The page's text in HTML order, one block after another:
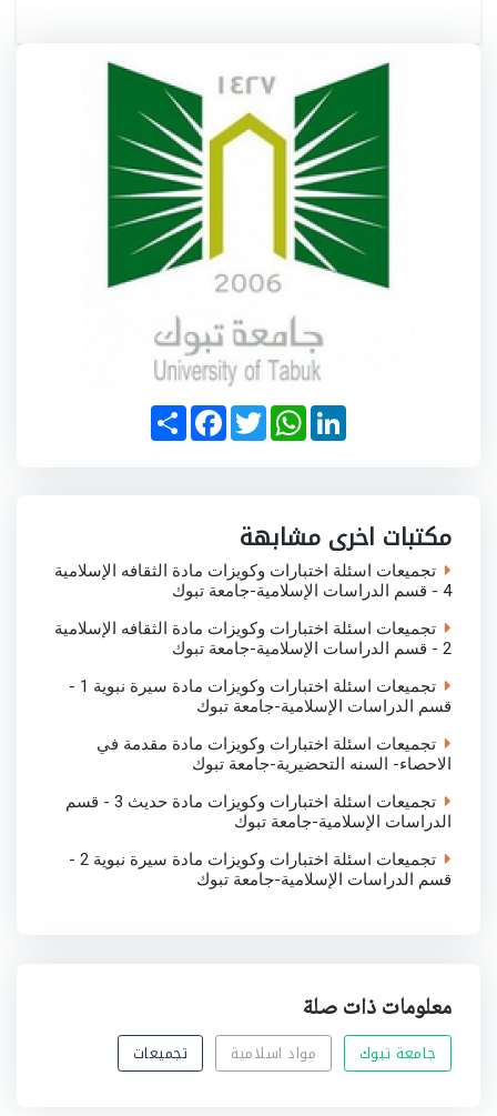
S
h
a
F
a
c
T
w
i
W
h
a
p
p
L
i
n
n
مكتبات اخرى مشابهة
تجميعات اسئلة اختبارات وكويزات مادة الثقافه الإسلامية
4 - قسم الدراسات الإسلامية-جامعة تبوك
تجميعات اسئلة اختبارات وكويزات مادة الثقافه الإسلامية
2 - قسم الدراسات الإسلامية-جامعة تبوك
تجميعات اسئلة اختبارات وكويزات مادة سيرة نبوية 1 -
قسم الدراسات الإسلامية-جامعة تبوك
تجميعات اسئلة اختبارات وكويزات مادة مقدمة في
الاحصاء- السنه التحضيرية-جامعة تبوك
تجميعات اسئلة اختبارات وكويزات مادة حديث 3 - قسم
الدراسات الإسلامية-جامعة تبوك
تجميعات اسئلة اختبارات وكويزات مادة سيرة نبوية 2 -
قسم الدراسات الإسلامية-جامعة تبوك
معلومات ذات صلة
جامعة تبوك مواد اسلامية تجميعات